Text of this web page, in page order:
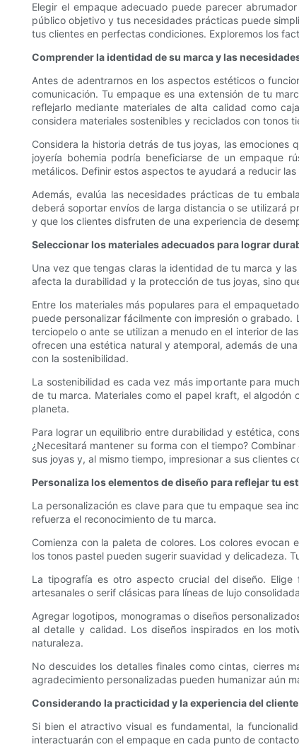
Elegir el empaque adecuado puede parecer
público objetivo y tus necesidades prácticas puede
tus clientes en perfectas condiciones. Exploremos los
Comprender la identidad de su marca y las
Antes de adentrarnos en los aspectos estéticos o
comunicación. Tu empaque es una extensión de tu
reflejarlo mediante materiales de alta calidad como
considera materiales sostenibles y reciclados con tonos
Considera la historia detrás de tus joyas, las
joyería bohemia podría beneficiarse de un empaque
metálicos. Definir estos aspectos te ayudará a reducir
Además, evalúa las necesidades prácticas de tu
deberá soportar envíos de larga distancia o se utilizará
y que los clientes disfruten de una experiencia de
Seleccionar los materiales adecuados para lograr
Una vez que tengas claras la identidad de tu marca y
afecta la durabilidad y la protección de tus joyas, sino
Entre los materiales más populares para el
puede personalizar fácilmente con impresión o
terciopelo o ante se utilizan a menudo en el interior de
ofrecen una estética natural y atemporal, además de
con la sostenibilidad.
La sostenibilidad es cada vez más importante para
de tu marca. Materiales como el papel kraft, el algodón
planeta.
Para lograr un equilibrio entre durabilidad y estética,
¿Necesitará mantener su forma con el tiempo?
sus joyas y, al mismo tiempo, impresionar a sus clientes
Personaliza los elementos de diseño para reflejar tu
La personalización es clave para que tu empaque sea
refuerza el reconocimiento de tu marca.
Comienza con la paleta de colores. Los colores evocan
los tonos pastel pueden sugerir suavidad y delicadeza.
La tipografía es otro aspecto crucial del diseño.
artesanales o serif clásicas para líneas de lujo
Agregar logotipos, monogramas o diseños
al detalle y calidad. Los diseños inspirados en los
naturaleza.
No descuides los detalles finales como cintas, cierres
agradecimiento personalizadas pueden humanizar aún
Considerando la practicidad y la experiencia del cliente
Si bien el atractivo visual es fundamental, la
interactuarán con el empaque en cada punto de